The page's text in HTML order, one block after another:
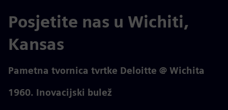
Posjetite nas u Wichiti,
Kansas
Pametna tvornica tvrtke Deloitte @ Wichita
1960. Inovacijski bulež